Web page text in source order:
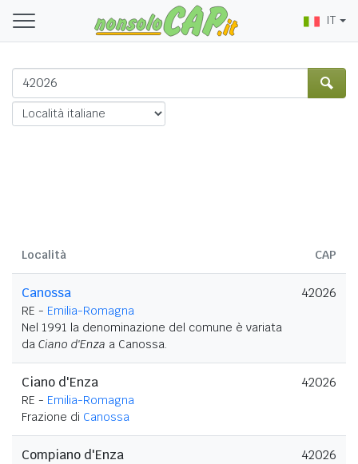
IT
Località CAP
Canossa
RE - Emilia-Romagna
Nel 1991 la denominazione del comune è variata
da Ciano d'Enza a Canossa.
42026
Ciano d'Enza
RE - Emilia-Romagna
Frazione di Canossa
42026
Compiano d'Enza 42026